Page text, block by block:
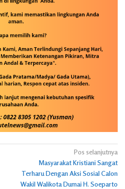
Pos selanjutnya
Masyarakat Kristiani Sangat
Terharu Dengan Aksi Sosial Calon
Wakil Walikota Dumai H. Soeparto